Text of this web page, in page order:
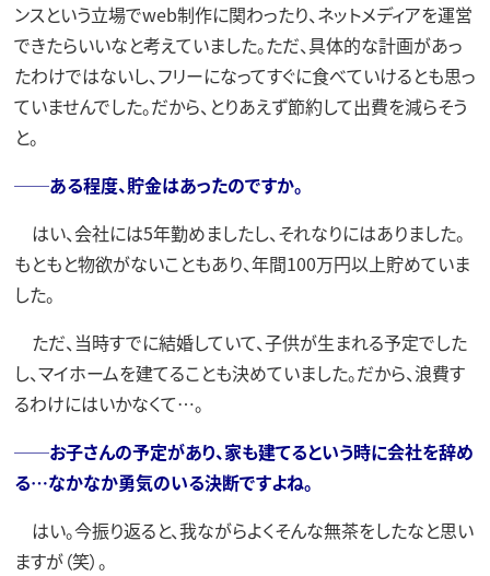
ンスという立場でweb制作に関わったり、ネットメディアを運営
できたらいいなと考えていました。ただ、具体的な計画があっ
たわけではないし、フリーになってすぐに食べていけるとも思っ
ていませんでした。だから、とりあえず節約して出費を減らそう
と。
──ある程度、貯金はあったのですか。
はい、会社には5年勤めましたし、それなりにはありました。
もともと物欲がないこともあり、年間100万円以上貯めていま
した。
ただ、当時すでに結婚していて、子供が生まれる予定でした
し、マイホームを建てることも決めていました。だから、浪費す
るわけにはいかなくて…。
──お子さんの予定があり、家も建てるという時に会社を辞め
る…なかなか勇気のいる決断ですよね。
はい。今振り返ると、我ながらよくそんな無茶をしたなと思い
ますが（笑）。